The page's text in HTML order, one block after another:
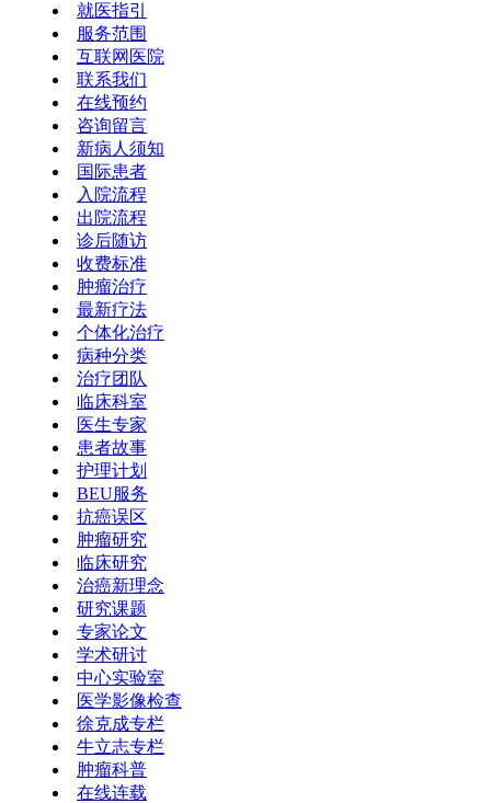
就医指引
服务范围
互联网医院
联系我们
在线预约
咨询留言
新病人须知
国际患者
入院流程
出院流程
诊后随访
收费标准
肿瘤治疗
最新疗法
个体化治疗
病种分类
治疗团队
临床科室
医生专家
患者故事
护理计划
BEU服务
抗癌误区
肿瘤研究
临床研究
治癌新理念
研究课题
专家论文
学术研讨
中心实验室
医学影像检查
徐克成专栏
牛立志专栏
肿瘤科普
在线连载